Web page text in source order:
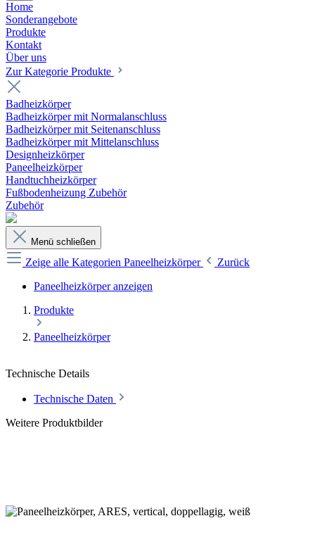
Home
Sonderangebote
Produkte
Kontakt
Über uns
Zur Kategorie Produkte
Badheizkörper
Badheizkörper mit Normalanschluss
Badheizkörper mit Seitenanschluss
Badheizkörper mit Mittelanschluss
Designheizkörper
Paneelheizkörper
Handtuchheizkörper
Fußbodenheizung Zubehör
Zubehör
Menü schließen
Zeige alle Kategorien Paneelheizkörper
Zurück
Paneelheizkörper anzeigen
Produkte
Paneelheizkörper
Technische Details
Technische Daten
Weitere Produktbilder